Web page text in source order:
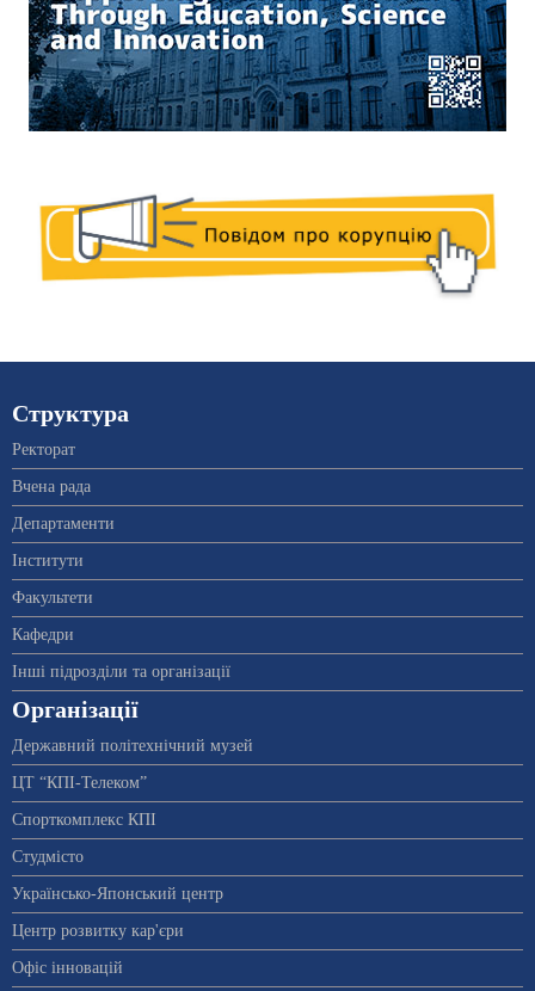
Структура
Ректорат
Вчена рада
Департаменти
Інститути
Факультети
Кафедри
Інші підрозділи та організації
Організації
Державний політехнічний музей
ЦТ “КПІ-Телеком”
Спорткомплекс КПІ
Студмісто
Українсько-Японський центр
Центр розвитку кар'єри
Офіс інновацій